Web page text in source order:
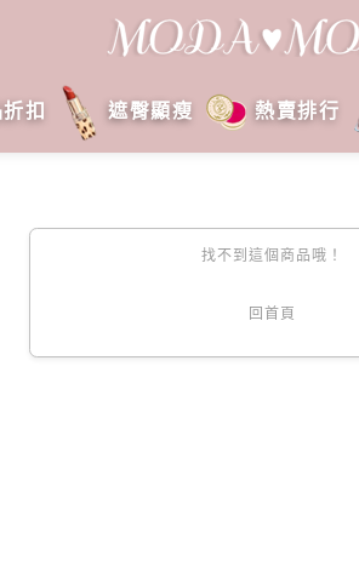
扣 遮臀顯瘦 熱賣排行
找不到這個商品哦！
回首頁